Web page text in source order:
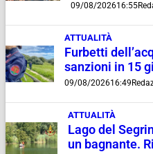
09/08/202616:55
ATTUALITÀ
Furbetti
sanzioni in 15
09/08/202616:49
ATTUALITÀ
Lago del
un bagnante.